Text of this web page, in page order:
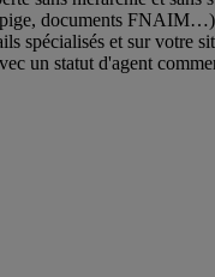
documents
spécialisés et sur
un statut d'agent